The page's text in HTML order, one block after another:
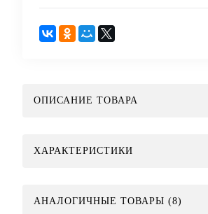
ОПИСАНИЕ ТОВАРА
ХАРАКТЕРИСТИКИ
АНАЛОГИЧНЫЕ ТОВАРЫ (8)